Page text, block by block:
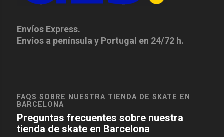
Envíos Express.
Envíos a península y Portugal en 24/72 h.
FAQS SOBRE NUESTRA TIENDA DE SKATE EN
BARCELONA
Preguntas frecuentes sobre nuestra
tienda de skate en Barcelona